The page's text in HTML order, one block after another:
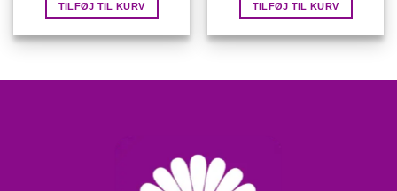
TILFØJ TIL KURV TILFØJ TIL KURV